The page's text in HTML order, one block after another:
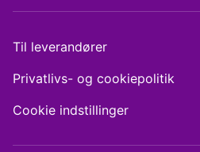
Til leverandører
Privatlivs- og cookiepolitik
Cookie indstillinger